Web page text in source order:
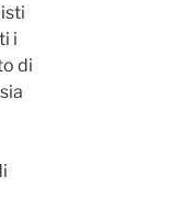
i
di